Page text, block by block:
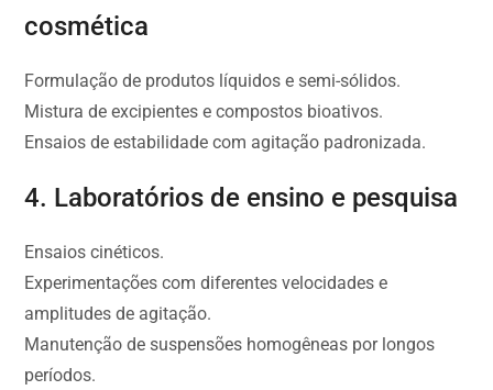
cosmética
Formulação de produtos líquidos e semi-sólidos.
Mistura de excipientes e compostos bioativos.
Ensaios de estabilidade com agitação padronizada.
4. Laboratórios de ensino e pesquisa
Ensaios cinéticos.
Experimentações com diferentes velocidades e
amplitudes de agitação.
Manutenção de suspensões homogêneas por longos
períodos.